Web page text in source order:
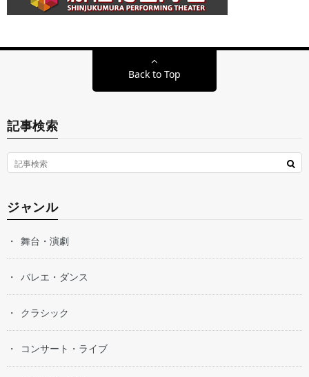
Back to Top
記事検索
ジャンル
舞台・演劇
バレエ・ダンス
クラシック
コンサート・ライブ